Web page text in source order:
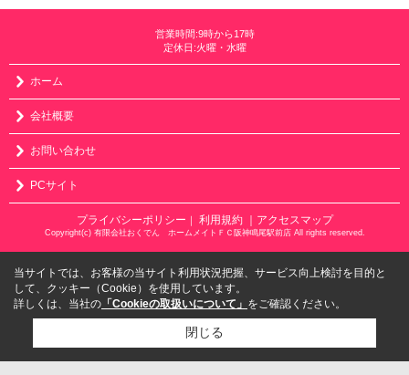
営業時間:9時から17時
定休日:火曜・水曜
ホーム
会社概要
お問い合わせ
PCサイト
プライバシーポリシー ｜ 利用規約 ｜アクセスマップ
Copyright(c) 有限会社おくでん ホームメイトＦＣ阪神鳴尾駅前店 All rights reserved.
当サイトでは、お客様の当サイト利用状況把握、サービス向上検討を目的と
して、クッキー（Cookie）を使用しています。
詳しくは、当社の 「Cookieの取扱いについて」 をご確認ください。
閉じる